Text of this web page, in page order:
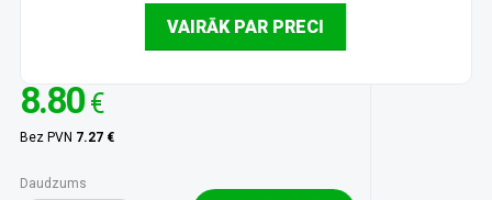
VAIRĀK PAR PRECI
8.80 €
Bez PVN 7.27 €
Daudzums